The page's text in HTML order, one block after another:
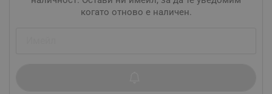
когато отново е наличен.